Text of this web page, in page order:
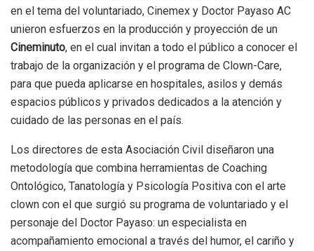
en el tema del voluntariado, Cinemex y Doctor Payaso AC
unieron esfuerzos en la producción y proyección de un
Cineminuto, en el cual invitan a todo el público a conocer el
trabajo de la organización y el programa de Clown-Care,
para que pueda aplicarse en hospitales, asilos y demás
espacios públicos y privados dedicados a la atención y
cuidado de las personas en el país.
Los directores de esta Asociación Civil diseñaron una
metodología que combina herramientas de Coaching
Ontológico, Tanatología y Psicología Positiva con el arte
clown con el que surgió su programa de voluntariado y el
personaje del Doctor Payaso: un especialista en
acompañamiento emocional a través del humor, el cariño y